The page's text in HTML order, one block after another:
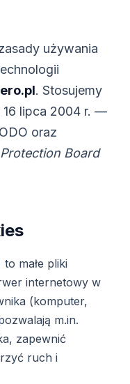
używania
. Stosujemy
16 lipca 2004 r. —
oraz
Board
małe pliki
internetowy w
(komputer,
m.in.
zapewnić
ruch i